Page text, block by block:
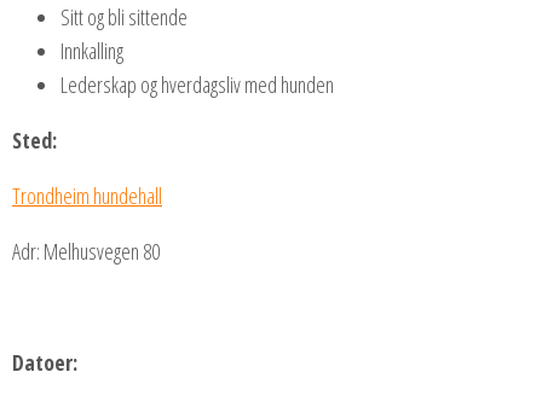
Sitt og bli sittende
Innkalling
Lederskap og hverdagsliv med hunden
Sted:
Trondheim hundehall
Adr: Melhusvegen 80
Datoer: